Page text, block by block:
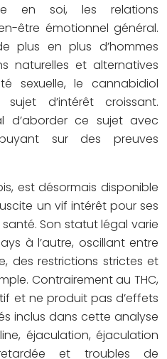
en soi, les relations
être émotionnel général.
plus en plus d’hommes
naturelles et alternatives
sexuelle, le cannabidiol
d’intérêt croissant.
d’aborder ce sujet avec
sur des preuves
est désormais disponible
un vif intérêt pour ses
Son statut légal varie
à l’autre, oscillant entre
des restrictions strictes et
Contrairement au THC,
et ne produit pas d’effets
inclus dans cette analyse
éjaculation, éjaculation
et troubles de